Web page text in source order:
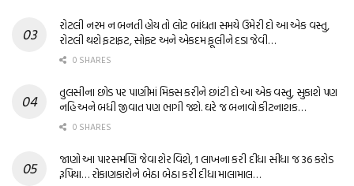
રોટલી નરમ ન બનતી હોય તો લોટ બાંધતા સમયે ઉમેરી દો આ એક વસ્તુ,
રોટલી થશે ફટાફટ, સોફ્ટ અને એકદમ ફૂલીને દડા જેવી…
0 SHARES
તુલસીના છોડ પર પાણીમાં મિક્સ કરીને છાંટી દો આ એક વસ્તુ, સુકાશે પણ
નહિ અને બધી જીવાત પણ ભાગી જશે. ઘરે જ બનાવો કીટનાશક…
0 SHARES
જાણો આ પારસમણિ જેવા શેર વિશે, 1 લાખના કરી દીધા સીધા જ 36 કરોડ
રૂપિયા… રોકાણકારોને બેઠા બેઠા કરી દીધા માલામાલ…